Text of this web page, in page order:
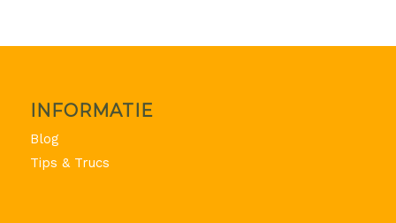
INFORMATIE
Blog
Tips & Trucs